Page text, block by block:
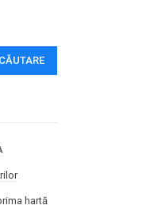
hartă